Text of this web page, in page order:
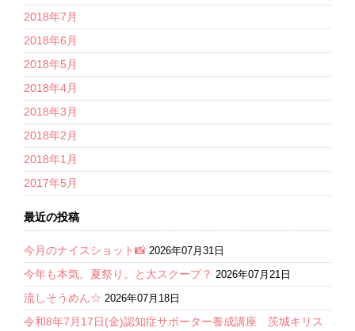
2018年7月
2018年6月
2018年5月
2018年4月
2018年3月
2018年2月
2018年1月
2017年5月
最近の投稿
今月のナイスショット📸 2026年07月31日
今年も本気。夏祭り。と大スクープ？ 2026年07月21日
流しそうめん☆ 2026年07月18日
令和8年7月17日(金)認知症サポーター養成講座 茨城キリス